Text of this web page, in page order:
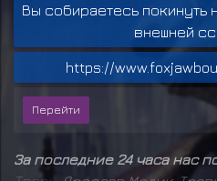
Вы собираетесь покинуть
внешней
https://
За последние 24 часа нас